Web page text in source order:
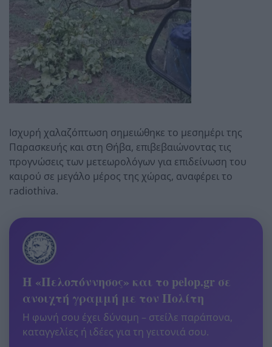
Ισχυρή χαλαζόπτωση σημειώθηκε το μεσημέρι της
Παρασκευής και στη Θήβα, επιβεβαιώνοντας τις
προγνώσεις των μετεωρολόγων για επιδείνωση του
καιρού σε μεγάλο μέρος της χώρας, αναφέρει το
radiothiva.
Η «Πελοπόννησος» και το pelop.gr σε
ανοιχτή γραμμή με τον Πολίτη
Η φωνή σου έχει δύναμη – στείλε παράπονα,
καταγγελίες ή ιδέες για τη γειτονιά σου.